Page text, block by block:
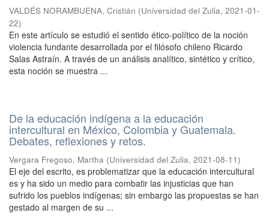
VALDÉS NORAMBUENA, Cristián (Universidad del Zulia, 2021-01-
22)
En este artículo se estudió el sentido ético-político de la noción
violencia fundante desarrollada por el filósofo chileno Ricardo
Salas Astraín. A través de un análisis analítico, sintético y crítico,
esta noción se muestra ...
De la educación indígena a la educación
intercultural en México, Colombia y Guatemala.
Debates, reflexiones y retos.
Vergara Fregoso, Martha (Universidad del Zulia, 2021-08-11)
El eje del escrito, es problematizar que la educación intercultural
es y ha sido un medio para combatir las injusticias que han
sufrido los pueblos indígenas; sin embargo las propuestas se han
gestado al margen de su ...